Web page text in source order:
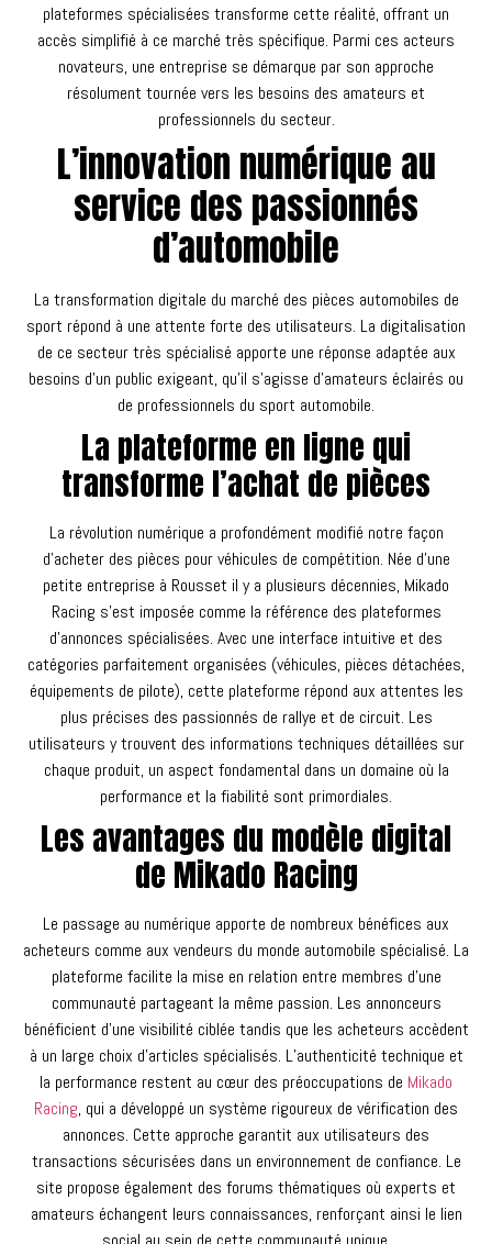
plateformes spécialisées transforme cette réalité, offrant un
accès simplifié à ce marché très spécifique. Parmi ces acteurs
novateurs, une entreprise se démarque par son approche
résolument tournée vers les besoins des amateurs et
professionnels du secteur.
L’innovation numérique au
service des passionnés
d’automobile
La transformation digitale du marché des pièces automobiles de
sport répond à une attente forte des utilisateurs. La digitalisation
de ce secteur très spécialisé apporte une réponse adaptée aux
besoins d’un public exigeant, qu’il s’agisse d’amateurs éclairés ou
de professionnels du sport automobile.
La plateforme en ligne qui
transforme l’achat de pièces
La révolution numérique a profondément modifié notre façon
d’acheter des pièces pour véhicules de compétition. Née d’une
petite entreprise à Rousset il y a plusieurs décennies, Mikado
Racing s’est imposée comme la référence des plateformes
d’annonces spécialisées. Avec une interface intuitive et des
catégories parfaitement organisées (véhicules, pièces détachées,
équipements de pilote), cette plateforme répond aux attentes les
plus précises des passionnés de rallye et de circuit. Les
utilisateurs y trouvent des informations techniques détaillées sur
chaque produit, un aspect fondamental dans un domaine où la
performance et la fiabilité sont primordiales.
Les avantages du modèle digital
de Mikado Racing
Le passage au numérique apporte de nombreux bénéfices aux
acheteurs comme aux vendeurs du monde automobile spécialisé. La
plateforme facilite la mise en relation entre membres d’une
communauté partageant la même passion. Les annonceurs
bénéficient d’une visibilité ciblée tandis que les acheteurs accèdent
à un large choix d’articles spécialisés. L’authenticité technique et
la performance restent au cœur des préoccupations de Mikado
Racing, qui a développé un système rigoureux de vérification des
annonces. Cette approche garantit aux utilisateurs des
transactions sécurisées dans un environnement de confiance. Le
site propose également des forums thématiques où experts et
amateurs échangent leurs connaissances, renforçant ainsi le lien